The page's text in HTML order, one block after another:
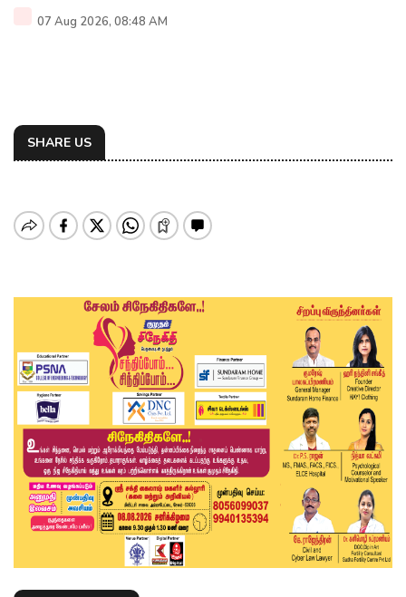
07 Aug 2026, 08:48 AM
SHARE US